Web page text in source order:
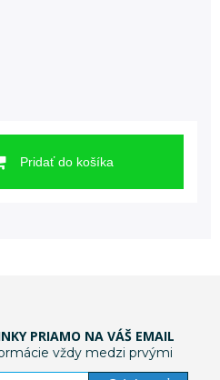
Pridať do košíka
PRIAMO NA VÁŠ EMAIL
vždy medzi prvými